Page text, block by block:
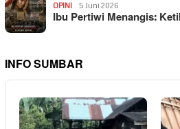
OPINI 5 Juni 2026
Ibu Pertiwi Menangis:
INFO SUMBAR